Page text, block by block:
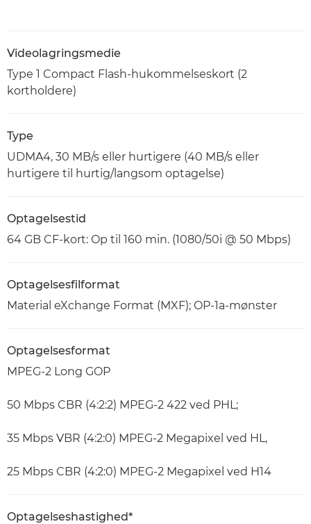
Videolagringsmedie
Type 1 Compact Flash-hukommelseskort (2
kortholdere)
Type
UDMA4, 30 MB/s eller hurtigere (40 MB/s eller
hurtigere til hurtig/langsom optagelse)
Optagelsestid
64 GB CF-kort: Op til 160 min. (1080/50i @ 50 Mbps)
Optagelsesfilformat
Material eXchange Format (MXF); OP-1a-mønster
Optagelsesformat
MPEG-2 Long GOP
50 Mbps CBR (4:2:2) MPEG-2 422 ved PHL;
35 Mbps VBR (4:2:0) MPEG-2 Megapixel ved HL,
25 Mbps CBR (4:2:0) MPEG-2 Megapixel ved H14
Optagelseshastighed*